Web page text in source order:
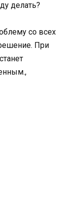
делать?
со всех
При